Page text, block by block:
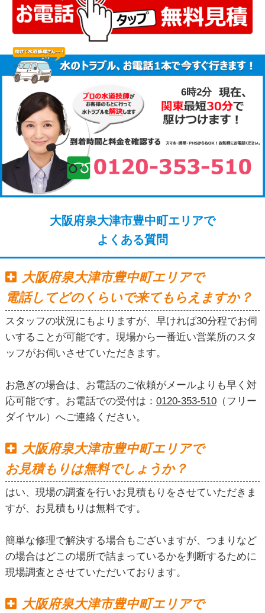
6時2分
大阪府泉大津市豊中町エリアで
よくある質問
大阪府泉大津市豊中町エリアで
電話してどのくらいで来てもらえますか？
スタッフの状況にもよりますが、早ければ30分程でお伺
いすることが可能です。現場から一番近い営業所のスタ
ッフがお伺いさせていただきます。
お急ぎの場合は、お電話のご依頼がメールよりも早く対
応可能です。お電話での受付は： 0120-353-510（フリー
ダイヤル）へご連絡ください。
大阪府泉大津市豊中町エリアで
お見積もりは無料でしょうか？
はい、現場の調査を行いお見積もりをさせていただきま
すが、お見積もりは無料です。
簡単な修理で解決する場合もございますが、つまりなど
の場合はどこの場所で詰まっているかを判断するために
現場調査とさせていただいております。
大阪府泉大津市豊中町エリアで